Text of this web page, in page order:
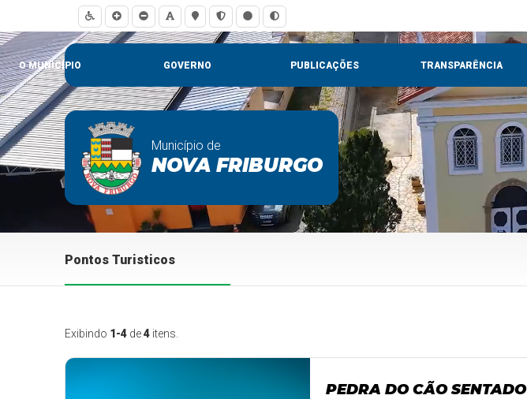
O MUNICÍPIO GOVERNO PUBLICAÇÕES TRANSPARÊNCIA
Município de
NOVA FRIBURGO
Pontos Turisticos
Exibindo 1-4 de4 itens.
PEDRA DO CÃO SENTADO